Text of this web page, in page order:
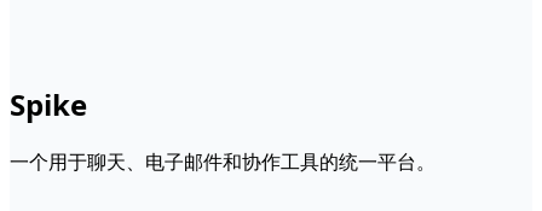
Spike
一个用于聊天、电子邮件和协作工具的统一平台。